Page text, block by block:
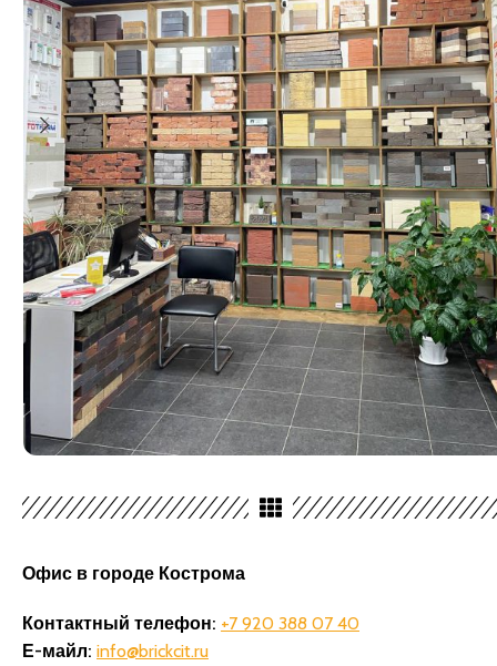
Офис в городе Кострома
Контактный телефон: +7 920 388 07 40
Е-майл: info@brickcit.ru